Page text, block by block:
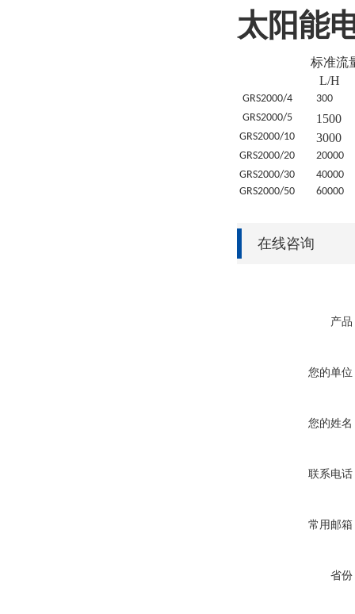
太阳能
标准流
L/H
GRS2000/4 300
GRS2000/5 1500
GRS2000/10 3000
GRS2000/20 20000
GRS2000/30 40000
GRS2000/50 60000
在线咨询
产品
您的单位
您的姓名
联系电话
常用邮箱
省份